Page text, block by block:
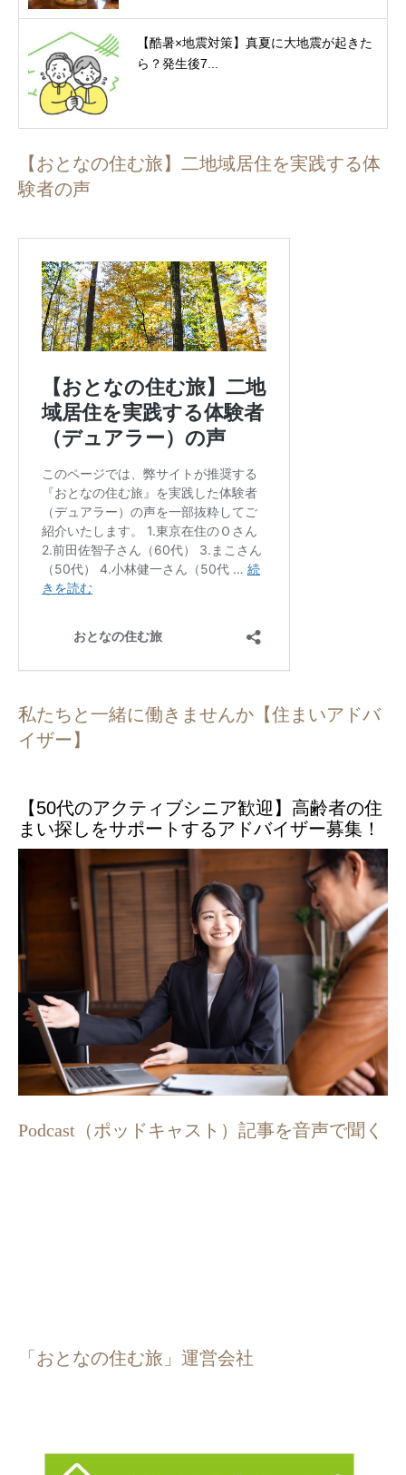
【酷暑×地震対策】真夏に大地震が起きた
ら？発生後7...
【おとなの住む旅】二地域居住を実践する体
験者の声
私たちと一緒に働きませんか【住まいアドバ
イザー】
【50代のアクティブシニア歓迎】高齢者の住
まい探しをサポートするアドバイザー募集！
Podcast（ポッドキャスト）記事を音声で聞く
「おとなの住む旅」運営会社